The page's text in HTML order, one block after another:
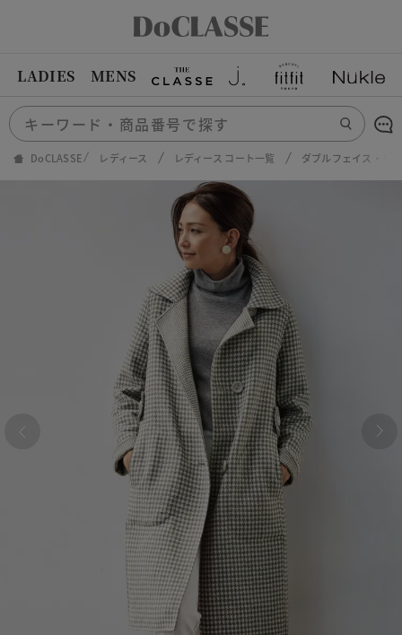
LADIES MENS
DoCLASSE レディース レディース コート一覧 ダブルフェイス・リ